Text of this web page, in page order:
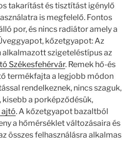
takarítást és tisztítást igénylő
is megfelelő. Fontos
por, és nincs radiátor amely a
kőzetgyapot: Az
szigeteléstípus az
Székesfehérvár. Remek hő-és
termékfajta a legjobb módon
rendelkeznek, nincs szaguk,
a porképződésük,
ajtó. A kőzetgyapot bazaltból
a hőmérséklet változásaira és
összes felhasználásra alkalmas